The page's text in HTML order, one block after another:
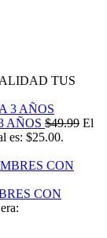
TUS
AÑOS $49.99 El
es: $25.00.
CON